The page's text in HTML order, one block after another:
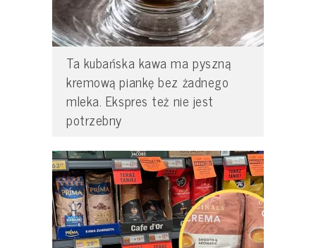
Ta kubańska kawa ma pyszną
kremową piankę bez żadnego
mleka. Ekspres też nie jest
potrzebny